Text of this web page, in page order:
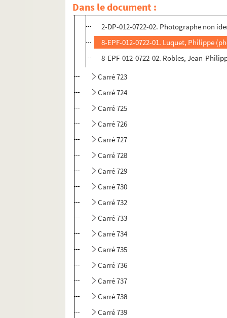
Dans le document :
2-DP-012-0722-01. Christophe, Florent
2-DP-012-0722-02. Photographe non
8-EPF-012-0722-01. Luquet, Philippe
8-EPF-012-0722-02. Robles, Jean-
Carré 723
Carré 724
Carré 725
Carré 726
Carré 727
Carré 728
Carré 729
Carré 730
Carré 732
Carré 733
Carré 734
Carré 735
Carré 736
Carré 737
Carré 738
Carré 739